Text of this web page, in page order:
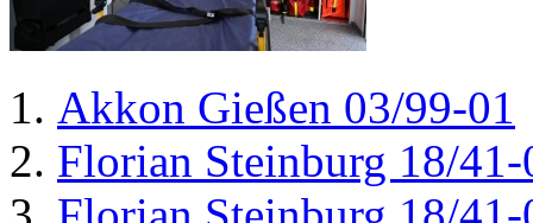
Akkon Gießen 03/99-01
Florian Steinburg 18/41-